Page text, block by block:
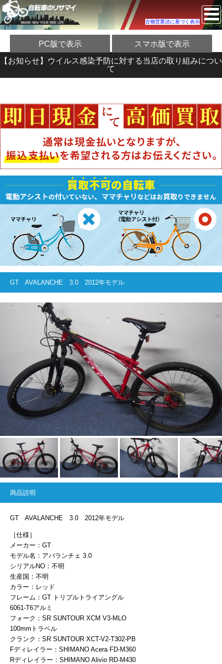
古物営業法に基づく表示
PC版で表示 スマホ版で表示
【お知らせ】ウイルス感染予防に対する当店の取り組みについ
て
GT AVALANCHE 3.0 2012年モデル
商品説明
GT AVALANCHE 3.0 2012年モデル
［仕様］
メーカー：GT
モデル名：アバランチェ 3.0
シリアルNO：不明
生産国：不明
カラー：レッド
フレーム：GT トリプルトライアングル
6061-T6アルミ
フォーク：SR SUNTOUR XCM V3-MLO
100mmトラベル
クランク：SR SUNTOUR XCT-V2-T302-PB
Fディレイラー：SHIMANO Acera FD-M360
Rディレイラー：SHIMANO Alivio RD-M430